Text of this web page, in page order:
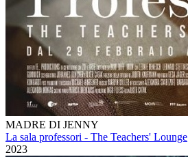
MADRE DI JENNY
La sala professori - The Teachers' Lounge
2023